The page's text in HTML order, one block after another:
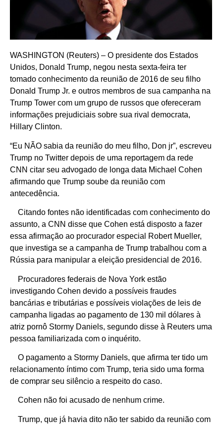
WASHINGTON (Reuters) – O presidente dos Estados
Unidos, Donald Trump, negou nesta sexta-feira ter
tomado conhecimento da reunião de 2016 de seu filho
Donald Trump Jr. e outros membros de sua campanha na
Trump Tower com um grupo de russos que ofereceram
informações prejudiciais sobre sua rival democrata,
Hillary Clinton.
“Eu NÃO sabia da reunião do meu filho, Don jr”, escreveu
Trump no Twitter depois de uma reportagem da rede
CNN citar seu advogado de longa data Michael Cohen
afirmando que Trump soube da reunião com
antecedência.
Citando fontes não identificadas com conhecimento do
assunto, a CNN disse que Cohen está disposto a fazer
essa afirmação ao procurador especial Robert Mueller,
que investiga se a campanha de Trump trabalhou com a
Rússia para manipular a eleição presidencial de 2016.
Procuradores federais de Nova York estão
investigando Cohen devido a possíveis fraudes
bancárias e tributárias e possíveis violações de leis de
campanha ligadas ao pagamento de 130 mil dólares à
atriz pornô Stormy Daniels, segundo disse à Reuters uma
pessoa familiarizada com o inquérito.
O pagamento a Stormy Daniels, que afirma ter tido um
relacionamento íntimo com Trump, teria sido uma forma
de comprar seu silêncio a respeito do caso.
Cohen não foi acusado de nenhum crime.
Trump, que já havia dito não ter sabido da reunião com